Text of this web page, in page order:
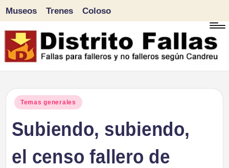
Saltar
al
Museos Trenes Coloso
Publicado
Temas generales
Subiendo, subiendo,
el censo fallero de